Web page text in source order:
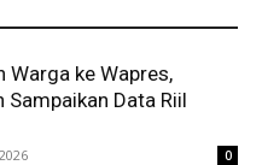
Warga ke Wapres,
Sampaikan Data Riil
0